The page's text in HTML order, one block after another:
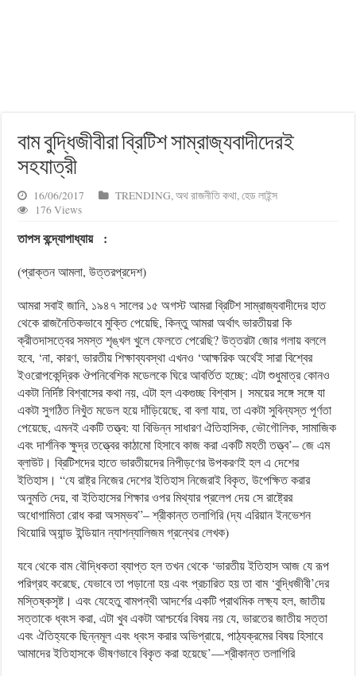
বাম বুদ্ধিজীবীরা ব্রিটিশ সাম্রাজ্যবাদীদেরই
সহযাত্রী
16/06/2017 TRENDING,অথ রাজনীতি কথা,হেড লাইন্স
176 Views
তাপস বন্দ্যোপাধ্যায় :
(প্রাক্তন আমলা, উত্তরপ্রদেশ)
আমরা সবাই জানি, ১৯৪৭ সালের ১৫ অগস্ট আমরা ব্রিটিশ সাম্রাজ্যবাদীদের হাত
থেকে রাজনৈতিকভাবে মুক্তি পেয়েছি, কিন্তু আমরা অর্থাৎ ভারতীয়রা কি
ক্রীতদাসত্বের সমস্ত শৃঙ্খল খুলে ফেলতে পেরেছি? উত্তরটা জোর গলায় বললে
হবে, ‘না, কারণ, ভারতীয় শিক্ষাব্যবস্থা এখনও ‘আক্ষরিক অর্থেই সারা বিশ্বের
ইওরোপকেন্দ্রিক ঔপনিবেশিক মডেলকে ঘিরে আবর্তিত হচ্ছে: এটা শুধুমাত্র কোনও
একটা নির্দিষ্ট বিশ্বাসের কথা নয়, এটা হল একগুচ্ছ বিশ্বাস। সময়ের সঙ্গে সঙ্গে যা
একটা সুগঠিত নিখুঁত মডেল হয়ে দাঁড়িয়েছে, বা বলা যায়, তা একটা সুবিন্যস্ত পূর্ণতা
পেয়েছে, এমনই একটি তত্ত্ব: যা বিভিন্ন সাধারণ ঐতিহাসিক, ভৌগৌলিক, সামাজিক
এবং দার্শনিক ক্ষুদ্র তত্ত্বের কাঠামো হিসাবে কাজ করা একটি মহতী তত্ত্ব’– জে এম
ব্লাউট। ব্রিটিশদের হাতে ভারতীয়দের নিপীড়ণের উপকরণই হল এ দেশের
ইতিহাস। “যে রাষ্ট্র নিজের দেশের ইতিহাস নিজেরাই বিকৃত, উপেক্ষিত করার
অনুমতি দেয়, বা ইতিহাসের শিক্ষার ওপর মিথ্যার প্রলেপ দেয় সে রাষ্ট্রের
অধোগামিতা রোধ করা অসম্ভব”– শ্রীকান্ত তলাগিরি (দ্য এরিয়ান ইনভেশন
থিয়োরি অ্যান্ড ইন্ডিয়ান ন্যাশন্যালিজম গ্রন্থের লেখক)
যবে থেকে বাম বৌদ্ধিকতা ব্যাপ্ত হল তখন থেকে ‘ভারতীয় ইতিহাস আজ যে রূপ
পরিগ্রহ করেছে, যেভাবে তা পড়ানো হয় এবং প্রচারিত হয় তা বাম ‘বুদ্ধিজীবী’দের
মস্তিষ্কসৃষ্ট। এবং যেহেতু বামপন্থী আদর্শের একটি প্রাথমিক লক্ষ্য হল, জাতীয়
সত্তাকে ধ্বংস করা, এটা খুব একটা আশ্চর্যের বিষয় নয় যে, ভারতের জাতীয় সত্তা
এবং ঐতিহ্যকে ছিন্নমূল এবং ধ্বংস করার অভিপ্রায়ে, পাঠ্যক্রমের বিষয় হিসাবে
আমাদের ইতিহাসকে ভীষণভাবে বিকৃত করা হয়েছে’—শ্রীকান্ত তলাগিরি